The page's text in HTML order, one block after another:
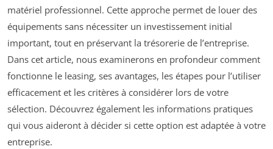
matériel professionnel. Cette approche permet de louer des
équipements sans nécessiter un investissement initial
important, tout en préservant la trésorerie de l’entreprise.
Dans cet article, nous examinerons en profondeur comment
fonctionne le leasing, ses avantages, les étapes pour l’utiliser
efficacement et les critères à considérer lors de votre
sélection. Découvrez également les informations pratiques
qui vous aideront à décider si cette option est adaptée à votre
entreprise.